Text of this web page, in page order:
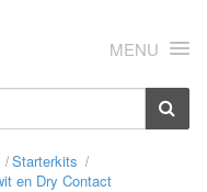
MENU
Starterkits
en Dry Contact